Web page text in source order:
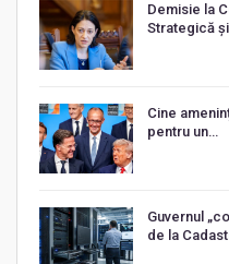
Demisie la
Strategică
Cine
pentru un…
Guvernul
de la